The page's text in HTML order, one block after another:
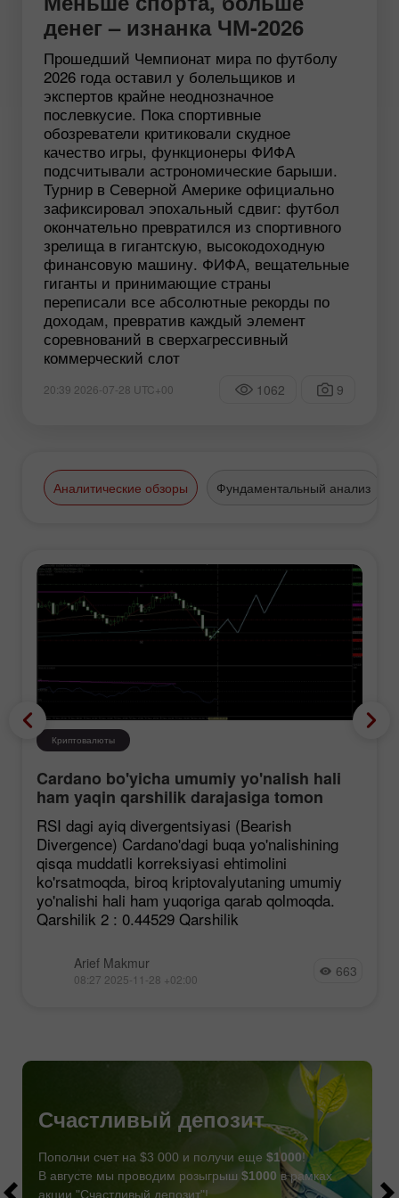
денег – изнанка ЧМ-2026
Прошедший Чемпионат мира по футболу
2026 года оставил у болельщиков и
экспертов крайне неоднозначное
послевкусие. Пока спортивные
обозреватели критиковали скудное
качество игры, функционеры ФИФА
подсчитывали астрономические барыши.
Турнир в Северной Америке официально
зафиксировал эпохальный сдвиг: футбол
окончательно превратился из спортивного
зрелища в гигантскую, высокодоходную
финансовую машину. ФИФА, вещательные
гиганты и принимающие страны
переписали все абсолютные рекорды по
доходам, превратив каждый элемент
соревнований в сверхагрессивный
коммерческий слот
20:39 2026-07-28 UTC+00 1062 9
Аналитические обзоры Фундаментальный анализ
Криптовалюты
Cardano bo'yicha umumiy yo'nalish hali
ham yaqin qarshilik darajasiga tomon
mustahkamlanmoqda, garchi korreksiya
ehtimoli mavjud bo'lsa ham.
RSI dagi ayiq divergentsiyasi (Bearish
Divergence) Cardano'dagi buqa yo'nalishining
qisqa muddatli korreksiyasi ehtimolini
ko'rsatmoqda, biroq kriptovalyutaning umumiy
yo'nalishi hali ham yuqoriga qarab qolmoqda.
Qarshilik 2 : 0.44529 Qarshilik
Arief Makmur
08:27 2025-11-28 +02:00 663
Счастливый депозит
Пополни счет на $3 000 и получи еще $1000!
В августе мы проводим розыгрыш $1000 в рамках
акции "Счастливый депозит"!